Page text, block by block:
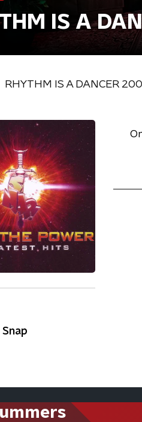
IS A
RHYTHM IS A DANCER
Snap